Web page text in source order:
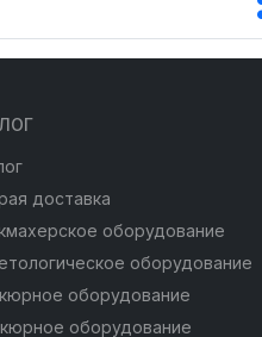
доставка
оборудование
оборудование
оборудование
оборудование